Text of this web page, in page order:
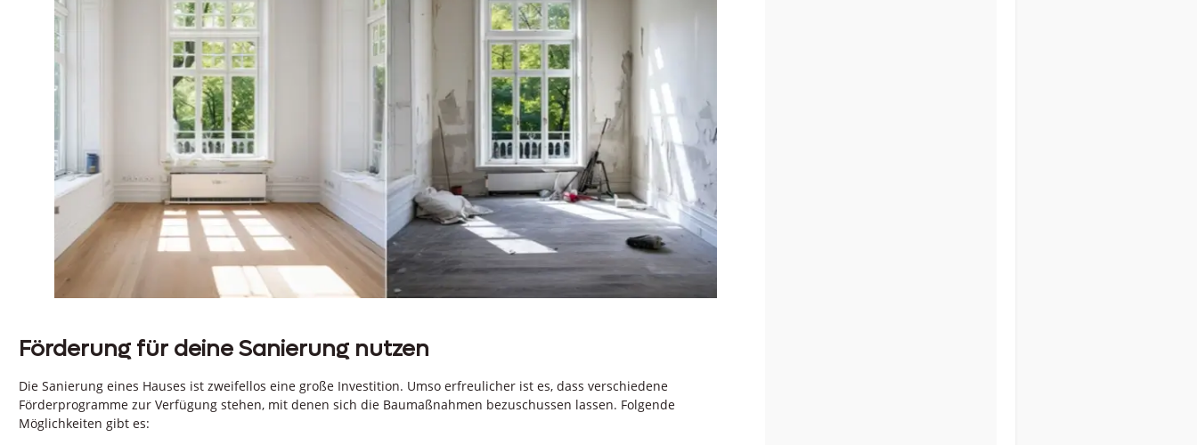
Förderung für deine Sanierung nutzen
Die Sanierung eines Hauses ist zweifellos eine große Investition. Umso erfreulicher ist es, dass verschiedene
Förderprogramme zur Verfügung stehen, mit denen sich die Baumaßnahmen bezuschussen lassen. Folgende
Möglichkeiten gibt es: